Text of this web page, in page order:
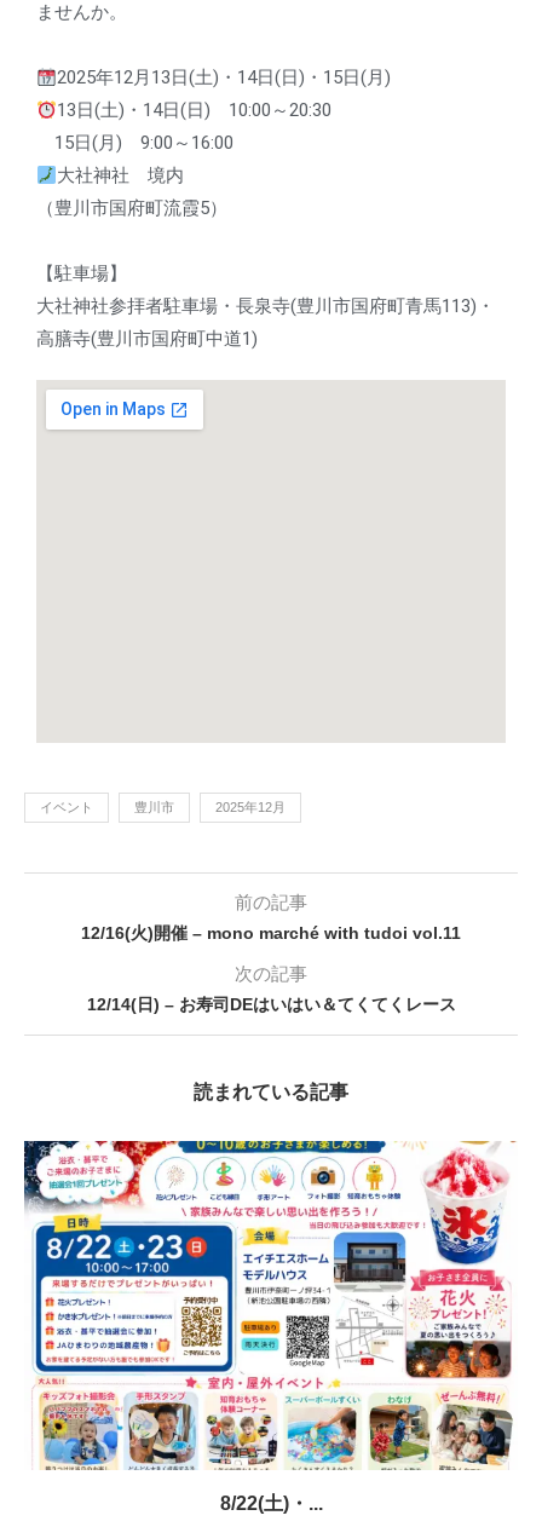
ませんか。
2025年12月13日(土)・14日(日)・15日(月)
13日(土)・14日(日) 10:00～20:30
15日(月) 9:00～16:00
大社神社 境内
（豊川市国府町流霞5）
【駐車場】
大社神社参拝者駐車場・長泉寺(豊川市国府町青馬113)・
高膳寺(豊川市国府町中道1)
イベント 豊川市 2025年12月
前の記事
12/16(火)開催 – mono marché with tudoi vol.11
次の記事
12/14(日) – お寿司DEはいはい＆てくてくレース
読まれている記事
8/22(土)・...